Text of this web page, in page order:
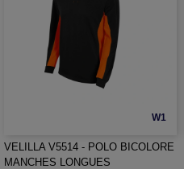
W1
VELILLA V5514 - POLO BICOLORE
MANCHES LONGUES